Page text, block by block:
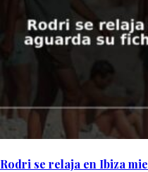
Rodri se relaja en Ibiza